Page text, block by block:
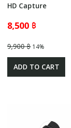
HD Capture
8,500 ฿
9,900 ฿ 14%
ADD TO CART